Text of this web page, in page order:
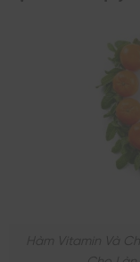
Hàm Vitamin Và
Cho